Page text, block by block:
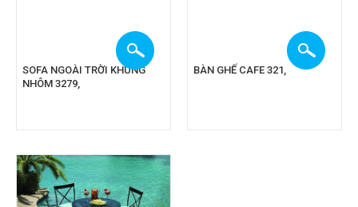
SOFA NGOÀI TRỜI KHUNG
NHÔM 3279,
BÀN GHẾ CAFE 321,